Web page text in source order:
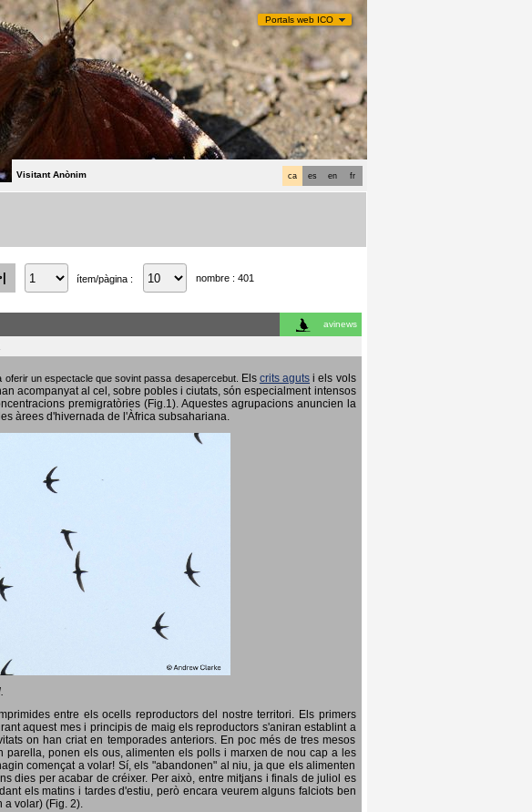
Portals web ICO
fr
en
es
ca
Visitant Anònim
ítem/pàgina : nombre : 401
avinews
un espectacle que sovint passa desapercebut. Els crits aguts i els vols
acompanyat al cel, sobre pobles i ciutats, són especialment intensos
premigratòries (Fig.1). Aquestes agrupacions anuncien la
àrees d'hivernada de l'Àfrica subsahariana.
entre els ocells reproductors del nostre territori. Els primers
aquest mes i principis de maig els reproductors s'aniran establint a
on han criat en temporades anteriors. En poc més de tres mesos
ponen els ous, alimenten els polls i marxen de nou cap a les
començat a volar! Sí, els "abandonen" al niu, ja que els alimenten
dies per acabar de créixer. Per això, entre mitjans i finals de juliol es
els matins i tardes d'estiu, però encara veurem alguns falciots ben
a volar) (Fig. 2).